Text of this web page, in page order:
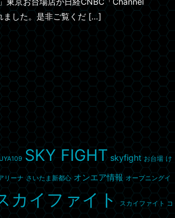
ました。是非ご覧くだ […]
SKY FIGHT skyfight お台場 け
リーナ さいたま新都心 オンエア情報 オープニングイ
カイファイト スカイファイト コ